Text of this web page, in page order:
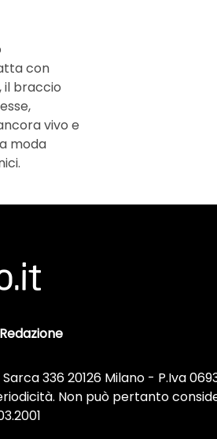
con
il braccio
vivo e
moda
Redazione
336 20126 Milano - P.Iva
Non può pertanto